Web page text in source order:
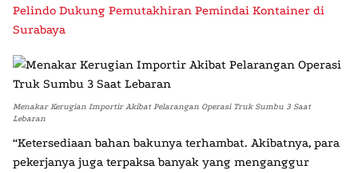
Pelindo Dukung Pemutakhiran Pemindai Kontainer di
Surabaya
Menakar Kerugian Importir Akibat Pelarangan Operasi Truk Sumbu 3 Saat
Lebaran
“Ketersediaan bahan bakunya terhambat. Akibatnya, para
pekerjanya juga terpaksa banyak yang menganggur